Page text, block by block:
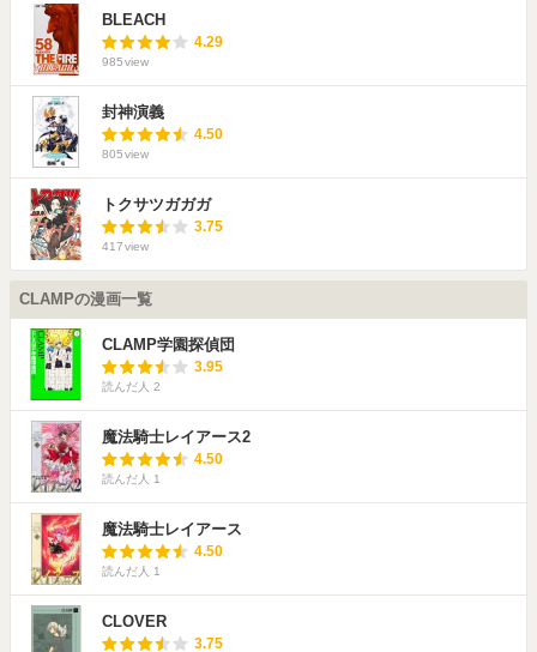
BLEACH
4.29
985view
封神演義
4.50
805view
トクサツガガガ
3.75
417view
CLAMPの漫画一覧
CLAMP学園探偵団
3.95
読んだ人 2
魔法騎士レイアース2
4.50
読んだ人 1
魔法騎士レイアース
4.50
読んだ人 1
CLOVER
3.75